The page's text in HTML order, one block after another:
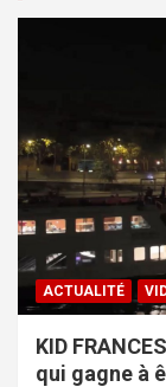
ACTUALITÉ
KID
qui gagne à